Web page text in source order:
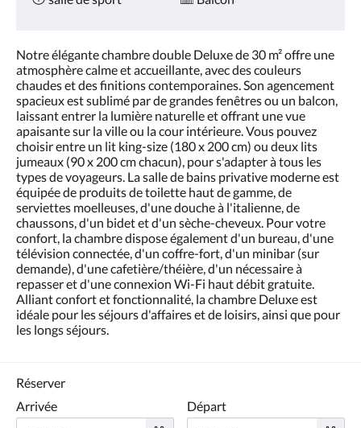
Notre élégante chambre double Deluxe de 30 m² offre une
atmosphère calme et accueillante, avec des couleurs
chaudes et des finitions contemporaines. Son agencement
spacieux est sublimé par de grandes fenêtres ou un balcon,
laissant entrer la lumière naturelle et offrant une vue
apaisante sur la ville ou la cour intérieure. Vous pouvez
choisir entre un lit king-size (180 x 200 cm) ou deux lits
jumeaux (90 x 200 cm chacun), pour s'adapter à tous les
types de voyageurs. La salle de bains privative moderne est
équipée de produits de toilette haut de gamme, de
serviettes moelleuses, d'une douche à l'italienne, de
chaussons, d'un bidet et d'un sèche-cheveux. Pour votre
confort, la chambre dispose également d'un bureau, d'une
télévision connectée, d'un coffre-fort, d'un minibar (sur
demande), d'une cafetière/théière, d'un nécessaire à
repasser et d'une connexion Wi-Fi haut débit gratuite.
Alliant confort et fonctionnalité, la chambre Deluxe est
idéale pour les séjours d'affaires et de loisirs, ainsi que pour
les longs séjours.
Réserver
Arrivée
Départ